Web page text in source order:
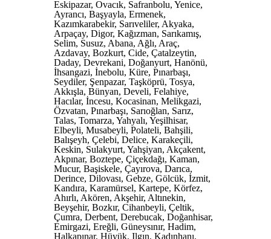
Eskipazar, Ovacık, Safranbolu, Yenice,
Ayrancı, Başyayla, Ermenek,
Kazımkarabekir, Sarıveliler, Akyaka,
Arpaçay, Digor, Kağızman, Sarıkamış,
Selim, Susuz, Abana, Ağlı, Araç,
Azdavay, Bozkurt, Cide, Çatalzeytin,
Daday, Devrekani, Doğanyurt, Hanönü,
İhsangazi, İnebolu, Küre, Pınarbaşı,
Seydiler, Şenpazar, Taşköprü, Tosya,
Akkışla, Bünyan, Develi, Felahiye,
Hacılar, İncesu, Kocasinan, Melikgazi,
Özvatan, Pınarbaşı, Sarıoğlan, Sarız,
Talas, Tomarza, Yahyalı, Yeşilhisar,
Elbeyli, Musabeyli, Polateli, Bahşili,
Balışeyh, Çelebi, Delice, Karakeçili,
Keskin, Sulakyurt, Yahşiyan, Akçakent,
Akpınar, Boztepe, Çiçekdağı, Kaman,
Mucur, Başiskele, Çayırova, Darıca,
Derince, Dilovası, Gebze, Gölcük, İzmit,
Kandıra, Karamürsel, Kartepe, Körfez,
Ahırlı, Akören, Akşehir, Altınekin,
Beyşehir, Bozkır, Cihanbeyli, Çeltik,
Çumra, Derbent, Derebucak, Doğanhisar,
Emirgazi, Ereğli, Güneysınır, Hadim,
Halkapınar, Hüyük, Ilgın, Kadınhanı,